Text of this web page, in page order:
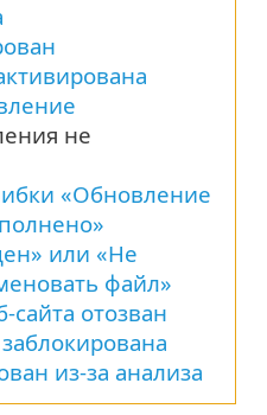
не
«Обновление
или «Не
файл»
сайта отозван
из-за анализа